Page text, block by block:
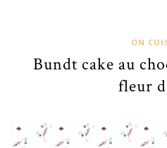
ON
Bundt cake au
fleur